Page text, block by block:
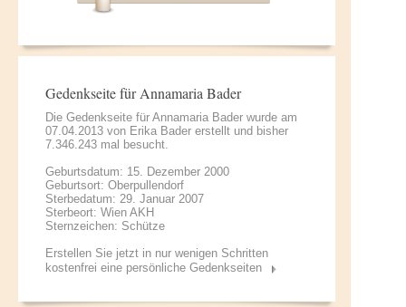
Gedenkseite für Annamaria Bader
Die Gedenkseite für Annamaria Bader wurde am
07.04.2013 von Erika Bader erstellt und bisher
7.346.243 mal besucht.
Geburtsdatum: 15. Dezember 2000
Geburtsort: Oberpullendorf
Sterbedatum: 29. Januar 2007
Sterbeort: Wien AKH
Sternzeichen: Schütze
Erstellen Sie jetzt in nur wenigen Schritten
kostenfrei eine persönliche Gedenkseiten